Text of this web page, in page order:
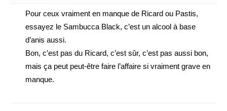
Pour ceux vraiment en manque de Ricard ou Pastis,
essayez le Sambucca Black, c’est un alcool à base
d’anis aussi.
Bon, c’est pas du Ricard, c’est sûr, c’est pas aussi bon,
mais ça peut peut-être faire l’affaire si vraiment grave en
manque.